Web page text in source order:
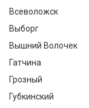
Всеволожск
Выборг
Вышний Волочек
Гатчина
Грозный
Губкинский